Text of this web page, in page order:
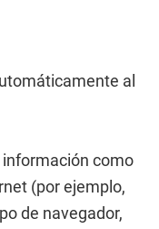
al
información como
(por ejemplo,
de navegador,